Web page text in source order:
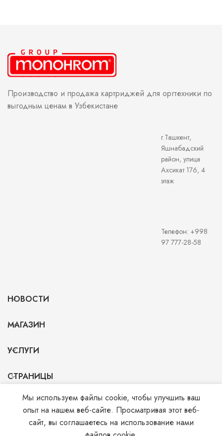
Производство и продажа картриджей для оргтехники по
выгодным ценам в Узбекистане
г.Ташкент,
Яшнабадский
район, улица
Ахсикат 176, 4
этаж
Телефон: +998
97 777-28-58
НОВОСТИ
МАГАЗИН
УСЛУГИ
СТРАНИЦЫ
© 2026 Monohrom.uz . All rights reserved
Мы используем файлы cookie, чтобы улучшить ваш
опыт на нашем веб-сайте. Просматривая этот веб-
сайт, вы соглашаетесь на использование нами